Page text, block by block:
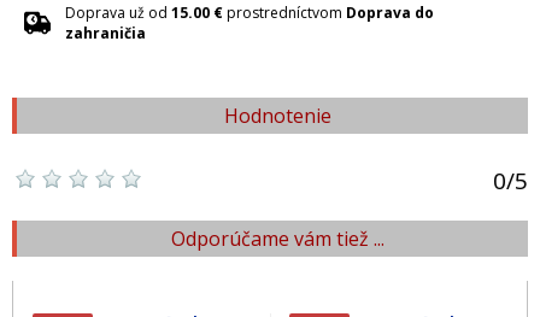
Doprava už od 15.00 €prostredníctvom Doprava do
zahraničia
Hodnotenie
0/5
Odporúčame vám tiež ...